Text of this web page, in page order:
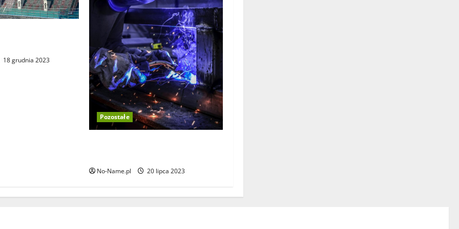
18 grudnia 2023
Pozostałe
No-Name.pl 20 lipca 2023